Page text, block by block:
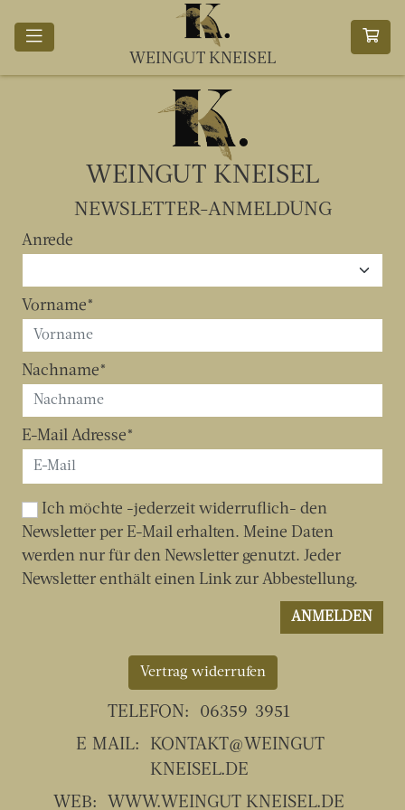
WEINGUT KNEISEL
WEINGUT KNEISEL
NEWSLETTER-ANMELDUNG
Vertrag widerrufen
TELEFON:
06359-3951
E-MAIL:
KONTAKT@WEINGUT-
KNEISEL.DE
WEB:
WWW.WEINGUT-KNEISEL.DE